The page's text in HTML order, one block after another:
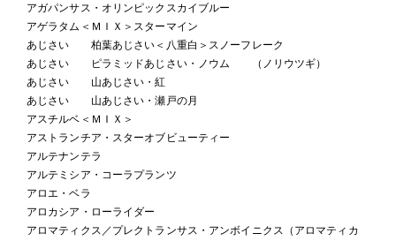
アガパンサス・オリンピックスカイブルー
アゲラタム＜ＭＩＸ＞スターマイン
あじさい 柏葉あじさい＜八重白＞スノーフレーク
あじさい ピラミッドあじさい・ノウム （ノリウツギ）
あじさい 山あじさい・紅
あじさい 山あじさい・瀬戸の月
アスチルベ＜ＭＩＸ＞
アストランチア・スターオブビューティー
アルテナンテラ
アルテミシア・コーラプランツ
アロエ・ベラ
アロカシア・ローライダー
アロマティクス／プレクトランサス・アンボイニクス（アロマティカ